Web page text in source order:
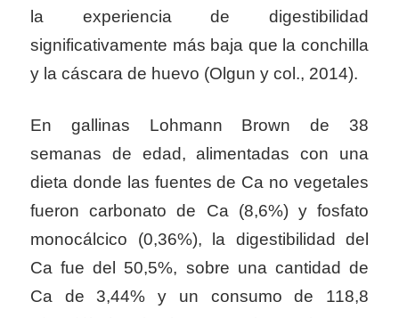
la experiencia de digestibilidad
significativamente más baja que la conchilla
y la cáscara de huevo (Olgun y col., 2014).
En gallinas Lohmann Brown de 38
semanas de edad, alimentadas con una
dieta donde las fuentes de Ca no vegetales
fueron carbonato de Ca (8,6%) y fosfato
monocálcico (0,36%), la digestibilidad del
Ca fue del 50,5%, sobre una cantidad de
Ca de 3,44% y un consumo de 118,8